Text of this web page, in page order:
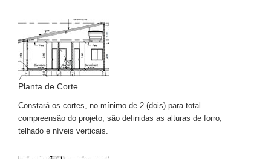
Planta de Corte
Constará os cortes, no mínimo de 2 (dois) para total
compreensão do projeto, são definidas as alturas de forro,
telhado e níveis verticais.